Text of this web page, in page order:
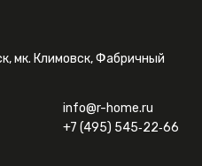
мк. Климовск, Фабричный
info@r-home.ru
+7 (495) 545‑22‑66